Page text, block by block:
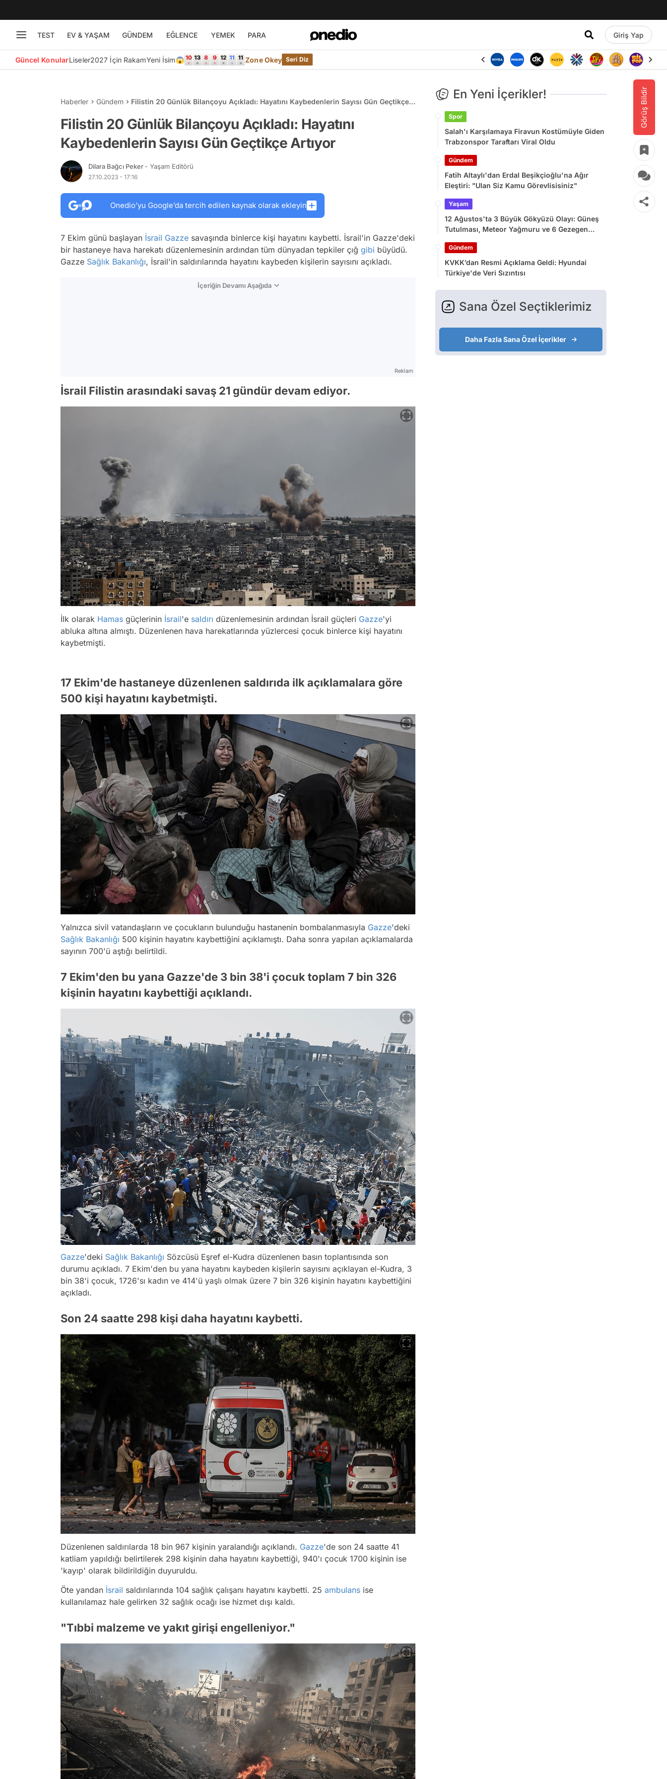
TEST EV & YAŞAM GÜNDEM EĞLENCE YEMEK PARA Giriş Yap
Güncel KonularLiseler2027 İçin RakamYeni İsim😱 Zone Okey Seri Diz
Görüş Bildir
Haberler Gündem
Filistin 20 Günlük Bilançoyu Açıkladı: Hayatını Kaybedenlerin Sayısı Gün Geçtikçe
Filistin 20 Günlük Bilançoyu Açıkladı: Hayatını
Kaybedenlerin Sayısı Gün Geçtikçe Artıyor
Dilara Bağcı Peker - Yaşam Editörü
27.10.2023 - 17:16
Onedio’yu Google’da tercih edilen kaynak olarak ekleyin
7 Ekim günü başlayan İsrail Gazze savaşında binlerce kişi hayatını kaybetti. İsrail'in Gazze'deki
bir hastaneye hava harekatı düzenlemesinin ardından tüm dünyadan tepkiler çığ gibi büyüdü.
Gazze Sağlık Bakanlığı, İsrail'in saldırılarında hayatını kaybeden kişilerin sayısını açıkladı.
İçeriğin Devamı Aşağıda
Reklam
İsrail Filistin arasındaki savaş 21 gündür devam ediyor.
İlk olarak Hamas güçlerinin İsrail'e saldırı düzenlemesinin ardından İsrail güçleri Gazze'yi
abluka altına almıştı. Düzenlenen hava harekatlarında yüzlercesi çocuk binlerce kişi hayatını
kaybetmişti.
17 Ekim'de hastaneye düzenlenen saldırıda ilk açıklamalara göre
500 kişi hayatını kaybetmişti.
Yalnızca sivil vatandaşların ve çocukların bulunduğu hastanenin bombalanmasıyla Gazze'deki
Sağlık Bakanlığı 500 kişinin hayatını kaybettiğini açıklamıştı. Daha sonra yapılan açıklamalarda
sayının 700'ü aştığı belirtildi.
7 Ekim'den bu yana Gazze'de 3 bin 38'i çocuk toplam 7 bin 326
kişinin hayatını kaybettiği açıklandı.
Gazze'deki Sağlık Bakanlığı Sözcüsü Eşref el-Kudra düzenlenen basın toplantısında son
durumu açıkladı. 7 Ekim'den bu yana hayatını kaybeden kişilerin sayısını açıklayan el-Kudra, 3
bin 38'i çocuk, 1726'sı kadın ve 414'ü yaşlı olmak üzere 7 bin 326 kişinin hayatını kaybettiğini
açıkladı.
Son 24 saatte 298 kişi daha hayatını kaybetti.
Düzenlenen saldırılarda 18 bin 967 kişinin yaralandığı açıklandı. Gazze'de son 24 saatte 41
katliam yapıldığı belirtilerek 298 kişinin daha hayatını kaybettiği, 940'ı çocuk 1700 kişinin ise
'kayıp' olarak bildirildiğin duyuruldu.
Öte yandan İsrail saldırılarında 104 sağlık çalışanı hayatını kaybetti. 25 ambulans ise
kullanılamaz hale gelirken 32 sağlık ocağı ise hizmet dışı kaldı.
"Tıbbi malzeme ve yakıt girişi engelleniyor."
En Yeni İçerikler!
Spor
Salah'ı Karşılamaya Firavun Kostümüyle Giden
Trabzonspor Taraftarı Viral Oldu
Gündem
Fatih Altaylı'dan Erdal Beşikçioğlu'na Ağır
Eleştiri: "Ulan Siz Kamu Görevlisisiniz"
Yaşam
12 Ağustos'ta 3 Büyük Gökyüzü Olayı: Güneş
Tutulması, Meteor Yağmuru ve 6 Gezegen
Gündem
KVKK’dan Resmi Açıklama Geldi: Hyundai
Türkiye'de Veri Sızıntısı
Sana Özel Seçtiklerimiz
Daha Fazla Sana Özel İçerikler